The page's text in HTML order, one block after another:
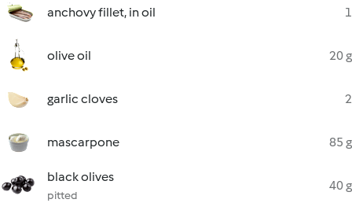
anchovy fillet, in oil 1
olive oil 20 g
garlic cloves 2
mascarpone 85 g
black olives
pitted
40 g